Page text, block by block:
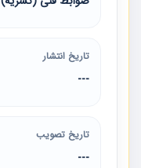
تاریخ انتشار
---
تاریخ تصویب
---